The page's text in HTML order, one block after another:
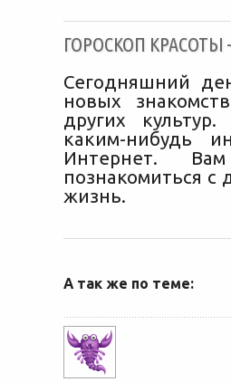
ГОРОСКОП КРАСОТЫ
Сегодняшний
новых
других
каким-нибудь
Интернет.
познакомиться с
жизнь.
А так же по теме: